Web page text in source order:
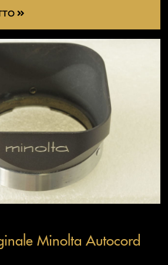
Minolta Autocord